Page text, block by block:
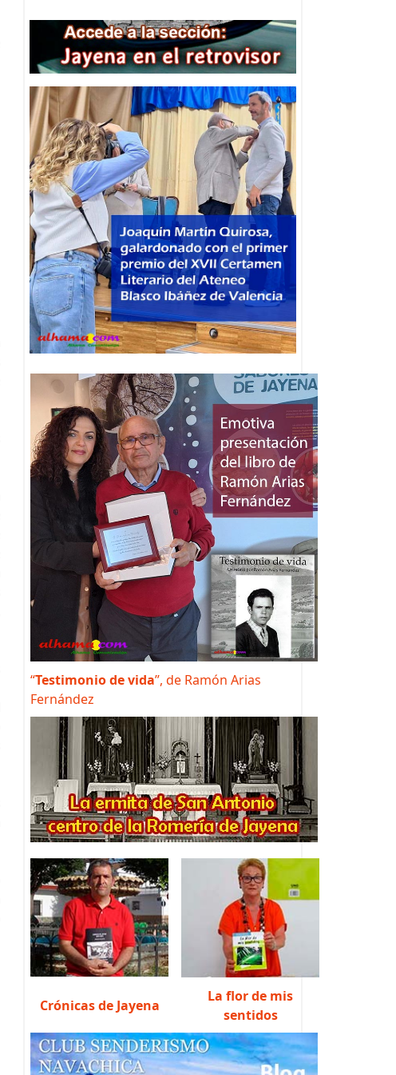
“Testimonio de vida”, de Ramón Arias
Fernández
Crónicas de Jayena
La flor de mis
sentidos